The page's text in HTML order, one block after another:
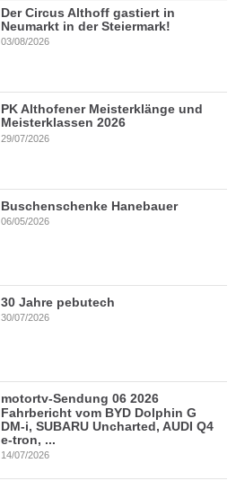
Der Circus Althoff gastiert in
Neumarkt in der Steiermark!
03/08/2026
PK Althofener Meisterklänge und
Meisterklassen 2026
29/07/2026
Buschenschenke Hanebauer
06/05/2026
30 Jahre pebutech
30/07/2026
motortv-Sendung 06 2026
Fahrbericht vom BYD Dolphin G
DM-i, SUBARU Uncharted, AUDI Q4
e-tron, ...
14/07/2026